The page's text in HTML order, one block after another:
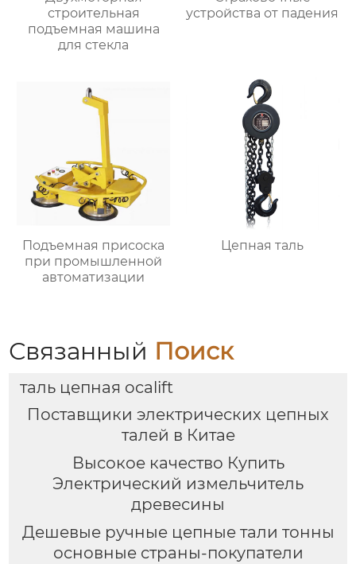
строительная
подъемная машина
для стекла
устройства от падения
Подъемная присоска
при промышленной
автоматизации
Цепная таль
Связанный Поиск
таль цепная ocalift
Поставщики электрических цепных
талей в Китае
Высокое качество Купить
Электрический измельчитель
древесины
Дешевые ручные цепные тали тонны
основные страны-покупатели